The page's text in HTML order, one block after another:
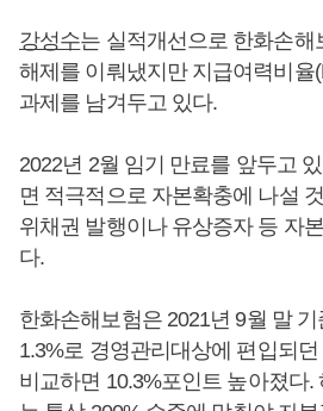
강성수는 실적개선으로 한화손
해제를 이뤄냈지만 지급여력비율
과제를 남겨두고 있다.
2022년 2월 임기 만료를 앞두고
면 적극적으로 자본확충에 나설
위채권 발행이나 유상증자 등 자
다.
한화손해보험은 2021년 9월 말
1.3%로 경영관리대상에 편입되
비교하면 10.3%포인트 높아졌다.